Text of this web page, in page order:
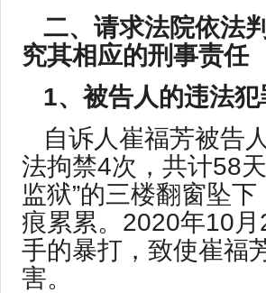
二、请求法院依法
究其相应的刑事责任
1、被告人的违法
自诉人崔福芳被告
法拘禁4次，共计58
监狱”的三楼翻窗坠
痕累累。2020年10
手的暴打，致使崔福
害。